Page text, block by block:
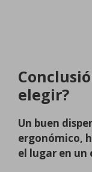
i
n
a
l
e
r
a
s
:
2
elegir?
Un buen
ergonómico,
el lugar en un